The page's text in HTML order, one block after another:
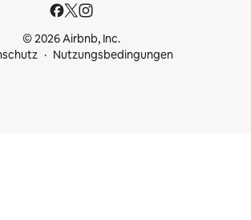
© 2026 Airbnb, Inc.
Nutzungsbedingungen